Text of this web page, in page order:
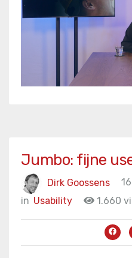
Jumbo: fijne
Dirk Goossens
in Usability 1.660